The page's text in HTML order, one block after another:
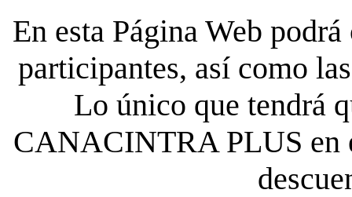
En esta Página Web
participantes, así como
Lo único que tendrá
CANACINTRA PLUS en